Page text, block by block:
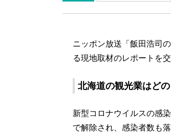
ニッポン放送「飯田浩司
る現地取材のレポートを
北海道の観光業はど
新型コロナウイルスの感
で解除され、感染者数も